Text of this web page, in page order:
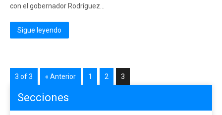
con el gobernador Rodríguez...
Sigue leyendo
3 of 3 « Anterior 1 2 3
Secciones